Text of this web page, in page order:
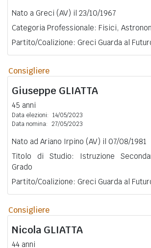
Nato a Greci (AV) il 23/10/1967
Categoria Professionale: Fisici,
Partito/Coalizione: Greci Guarda al
Consigliere
Giuseppe GLIATTA
45 anni
Data elezioni: 14/05/2023
Data nomina: 27/05/2023
Nato ad Ariano Irpino (AV) il 07/08/1981
Titolo di Studio: Istruzione
Grado
Partito/Coalizione: Greci Guarda al
Consigliere
Nicola GLIATTA
44 anni